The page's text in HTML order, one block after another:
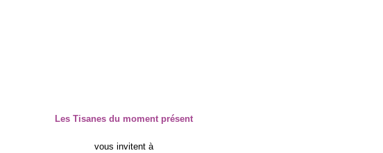
Les Tisanes du moment présent
vous invitent à